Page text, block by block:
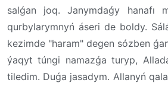
salǵan joq. Janymdaǵy hanafı
qurbylarymnyń áseri de boldy.
kezimde "haram" degen sózben
ýaqyt túngi namazǵa turyp,
tiledim. Duǵa jasadym. Allanyń